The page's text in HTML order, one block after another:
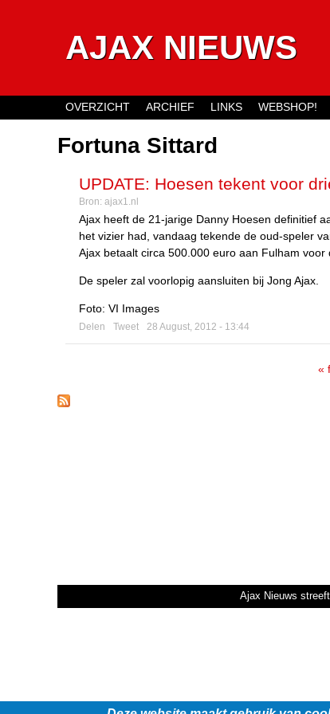
AJAX NIEUWS
Fortuna Sittard
UPDATE: Hoesen tekent voor
Bron: ajax1.nl
Ajax heeft de 21-jarige Danny Hoesen definitief
het vizier had, vandaag tekende de oud-speler
Ajax betaalt circa 500.000 euro aan Fulham voor
De speler zal voorlopig aansluiten bij Jong Ajax.
Foto: VI Images
Delen Tweet 28 August, 2012 - 13:44
«
OVERZICHT ARCHIEF LINKS WEBSHOP!
Ajax Nieuws